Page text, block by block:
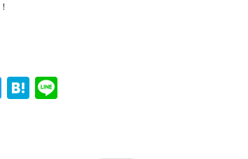
TwitterHatena